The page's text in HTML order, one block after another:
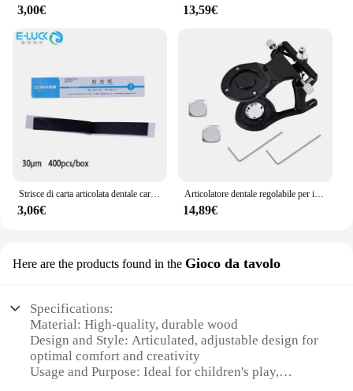
3,00€ 13,59€
Strisce di carta articolata dentale carta da morso a doppia faccia cura dei denti orali strumenti per lo sbiancamento del materiale del dentista
3,06€
Articolatore dentale regolabile per il montaggio di protesi Articolatore magnetico Pre-cast Modelli dentali Strumenti per attrezzature da laboratorio odontoiatrico
14,89€
Here are the products found in the Gioco da tavolo
Specifications:
Material: High-quality, durable wood
Design and Style: Articulated, adjustable design for
optimal comfort and creativity
Usage and Purpose: Ideal for children's play,